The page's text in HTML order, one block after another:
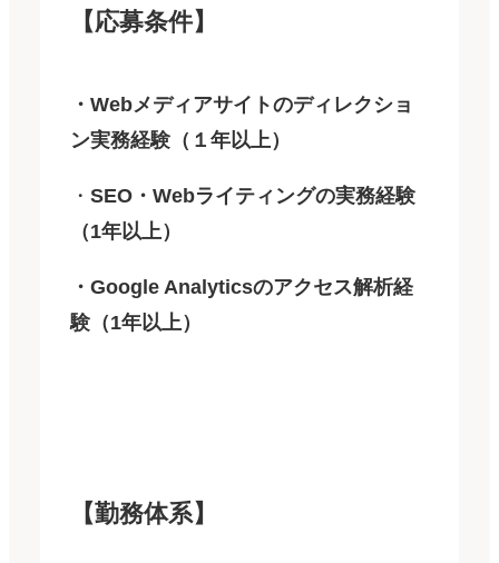
【応募条件】
・Webメディアサイトのディレクショ
ン実務経験（１年以上）
・ SEO・Webライティングの実務経験
（1年以上）
・Google Analyticsのアクセス解析経
験（1年以上）
【勤務体系】